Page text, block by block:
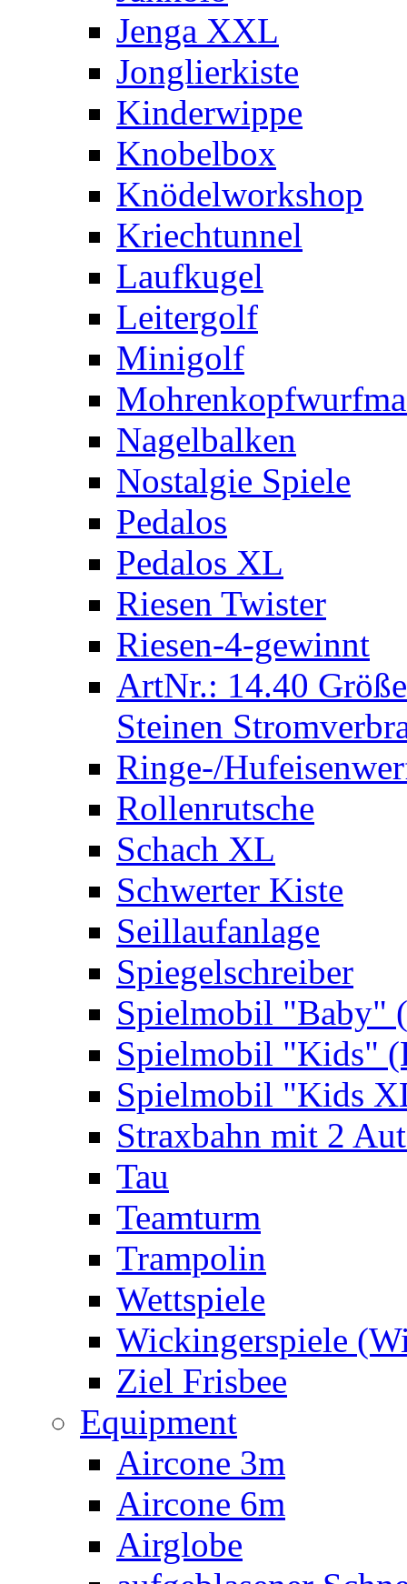
Jenga XXL
Jonglierkiste
Kinderwippe
Knobelbox
Knödelworkshop
Kriechtunnel
Laufkugel
Leitergolf
Minigolf
Nagelbalken
Nostalgie Spiele
Pedalos
Pedalos XL
Riesen Twister
Riesen-4-gewinnt
ArtNr.: 14.40
Steinen
Ringe-/
Rollenrutsche
Schach XL
Schwerter Kiste
Seillaufanlage
Spiegelschreiber
Spielmobil "Baby"
Spielmobil "Kids"
Spielmobil "Kids
Straxbahn mit 2
Tau
Teamturm
Trampolin
Wettspiele
Wickingerspiele
Ziel Frisbee
Equipment
Aircone 3m
Aircone 6m
Airglobe